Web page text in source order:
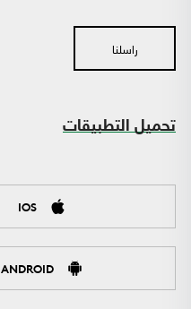
راسلنا
تحميل التطبيقات
IOS
ANDROID